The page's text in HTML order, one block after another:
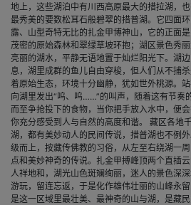
地上，这些湖泊中有川西高原最大的措拉湖，
最秀美的要数松耳石般碧翠的措普湖。它四面
露、山型奇特无比的扎金甲博神山，它的正面
茂密的原始森林和翠绿草坡环抱；湖区景色秀
亮丽的湖水，平静无语地置于灿烂阳光下。湖
息，湖里成群的鱼儿自由穿梭，但人们从不捕
着原始生态，环境十分幽静，犹如世外桃源。
向湖里发出“呜、呜……”的叫声，随着这有节奏
而至争抢投下的食物，当你把手放入水中，便
你充分感受到人与自然的高度和谐。 藏区各地
湖，都有美妙动人的民间传说，措普湖也不例
级而上，按藏传佛教的习俗，从左至右绕湖一
点和美妙神奇的传说。扎金甲搏峰顶两个直插
人祥地和，湖光山色斑斓绚丽，迷人的景色深
游玩，留连忘返，于是化作雄伟壮丽的山峰永
是这一区域里最壮美、最神奇的山与湖，是藏